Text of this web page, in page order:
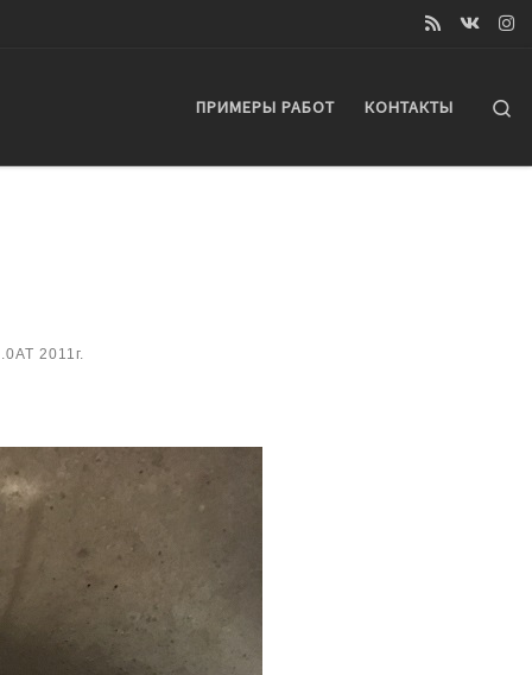
ПРИМЕРЫ РАБОТ КОНТАКТЫ
2011г.